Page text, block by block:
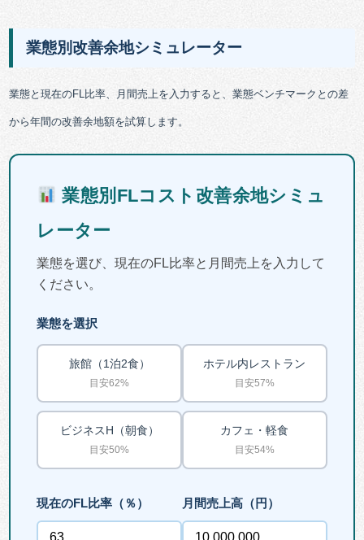
業態別改善余地シミュレーター
業態と現在のFL比率、月間売上を入力すると、業態ベンチマークとの差
から年間の改善余地額を試算します。
業態別FLコスト改善余地シミュ
レーター
業態を選び、現在のFL比率と月間売上を入力して
ください。
業態を選択
旅館（1泊2食）
目安62%
ホテル内レストラン
目安57%
ビジネスH（朝食）
目安50%
カフェ・軽食
目安54%
現在のFL比率（％） 月間売上高（円）